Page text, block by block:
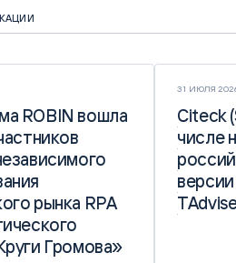
ROBIN вошла
рынка RPA
Громова»
ROBIN вошла
рынка RPA
Громова»
31 ИЮЛЯ
Citeck
числе
Citeck
числе